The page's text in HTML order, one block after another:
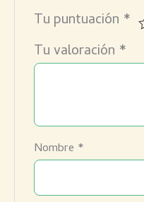
Tu puntuación *
Tu valoración *
Nombre *